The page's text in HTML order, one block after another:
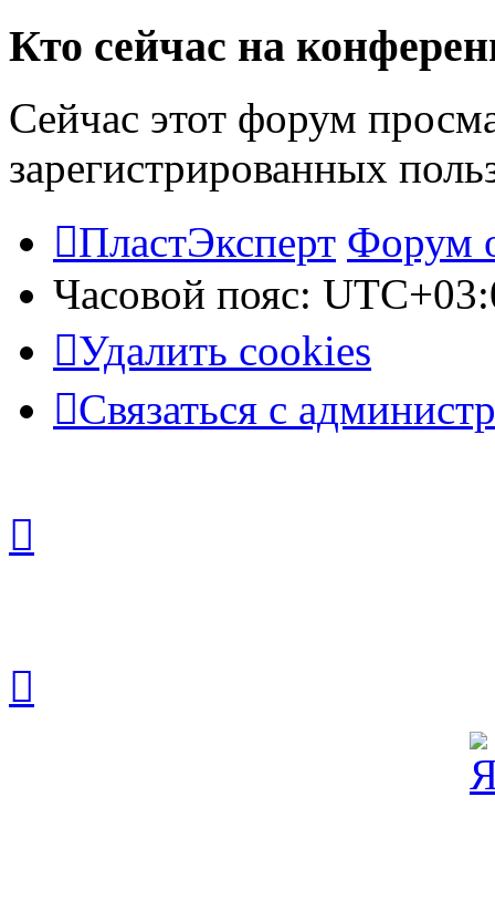
Кто сейчас на
Сейчас этот форум
зарегистрированных
ПластЭксперт Форум
Часовой пояс:
Удалить cookies
Связаться с